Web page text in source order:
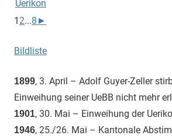
12...8 ►
Bildliste
1899, 3. April – Adolf Guyer-Zeller
Einweihung seiner UeBB nicht mehr
1901, 30. Mai – Einweihung der
1946, 25./26. Mai – Kantonale